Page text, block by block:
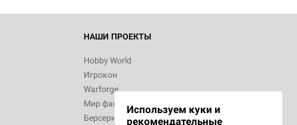
НАШИ ПРОЕКТЫ
Hobby World
Игрокон
Warforge
Мир фантастики
Берсерк
Используем куки и
рекомендательные